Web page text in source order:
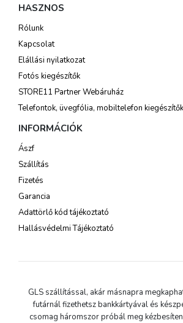
HASZNOS
Rólunk
Kapcsolat
Elállási nyilatkozat
Fotós kiegészítők
STORE11 Partner Webáruház
Telefontok, üvegfólia, mobiltelefon
INFORMÁCIÓK
Ászf
Szállítás
Fizetés
Garancia
Adattörlő kód tájékoztató
Hallásvédelmi Tájékoztató
GLS szállítással, akár másnapra
futárnál fizethetsz bankkártyával és
csomag háromszor próbál meg